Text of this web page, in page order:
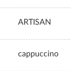
ARTISAN
cappuccino